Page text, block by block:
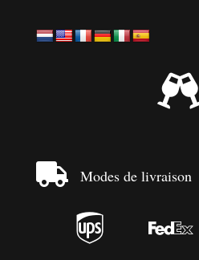

 Modes de livraison
 